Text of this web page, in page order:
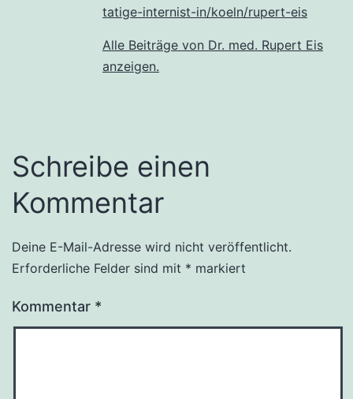
tatige-internist-in/koeln/rupert-eis
Alle Beiträge von Dr. med. Rupert Eis
anzeigen.
Schreibe einen
Kommentar
Deine E-Mail-Adresse wird nicht veröffentlicht.
Erforderliche Felder sind mit * markiert
Kommentar *